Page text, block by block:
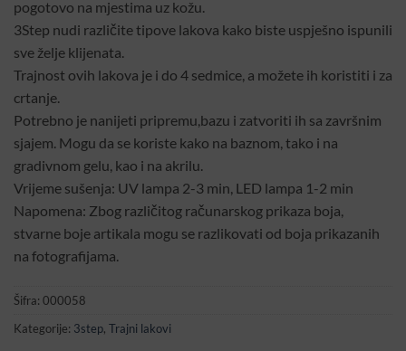
pogotovo na mjestima uz kožu.
3Step nudi različite tipove lakova kako biste uspješno ispunili
sve želje klijenata.
Trajnost ovih lakova je i do 4 sedmice, a možete ih koristiti i za
crtanje.
Potrebno je nanijeti pripremu,bazu i zatvoriti ih sa završnim
sjajem. Mogu da se koriste kako na baznom, tako i na
gradivnom gelu, kao i na akrilu.
Vrijeme sušenja: UV lampa 2-3 min, LED lampa 1-2 min
Napomena: Zbog različitog računarskog prikaza boja,
stvarne boje artikala mogu se razlikovati od boja prikazanih
na fotografijama.
Šifra: 000058
Kategorije: 3step, Trajni lakovi